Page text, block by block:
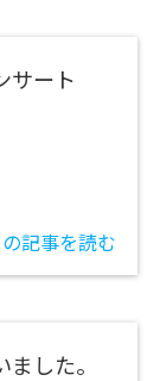
サート
の記事を読む
ました。